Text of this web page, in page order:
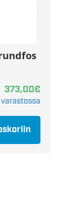
373,00€
varastossa